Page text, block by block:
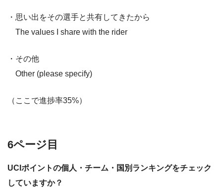
・思い出をその選手と共有してきたから
The values I share with the rider
・その他
Other (please specify)
（ここで進捗率35%）
6ページ目
UCIポイントの個人・チーム・国別ランキングをチェック
していますか？